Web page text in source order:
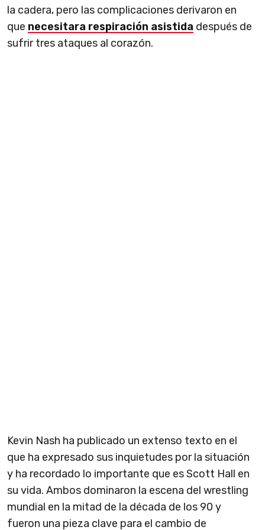
la cadera, pero las complicaciones derivaron en
que necesitara respiración asistida después de
sufrir tres ataques al corazón.
Kevin Nash ha publicado un extenso texto en el
que ha expresado sus inquietudes por la situación
y ha recordado lo importante que es Scott Hall en
su vida. Ambos dominaron la escena del wrestling
mundial en la mitad de la década de los 90 y
fueron una pieza clave para el cambio de